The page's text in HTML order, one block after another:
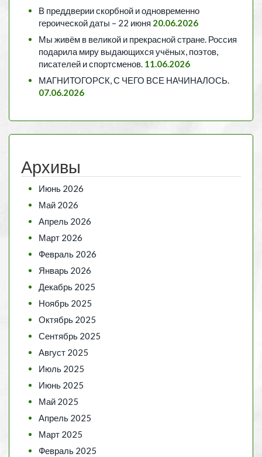
В преддверии скорбной и одновременно
героической даты – 22 июня 20.06.2026
Мы живём в великой и прекрасной стране. Россия
подарила миру выдающихся учёных, поэтов,
писателей и спортсменов. 11.06.2026
МАГНИТОГОРСК, С ЧЕГО ВСЕ НАЧИНАЛОСЬ.
07.06.2026
Архивы
Июнь 2026
Май 2026
Апрель 2026
Март 2026
Февраль 2026
Январь 2026
Декабрь 2025
Ноябрь 2025
Октябрь 2025
Сентябрь 2025
Август 2025
Июль 2025
Июнь 2025
Май 2025
Апрель 2025
Март 2025
Февраль 2025